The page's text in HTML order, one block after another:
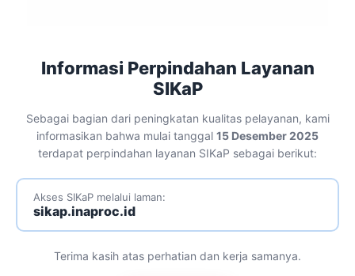
Informasi Perpindahan Layanan
SIKaP
Sebagai bagian dari peningkatan kualitas pelayanan, kami
informasikan bahwa mulai tanggal 15 Desember 2025
terdapat perpindahan layanan SIKaP sebagai berikut:
Akses SIKaP melalui laman:
sikap.inaproc.id
Terima kasih atas perhatian dan kerja samanya.